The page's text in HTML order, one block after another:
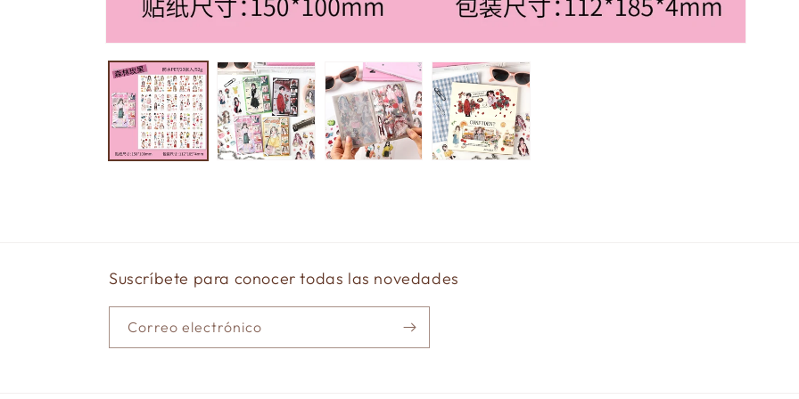
elemento
multimedia
en
una
ventana
Suscríbete para conocer todas las novedades
Correo electrónico